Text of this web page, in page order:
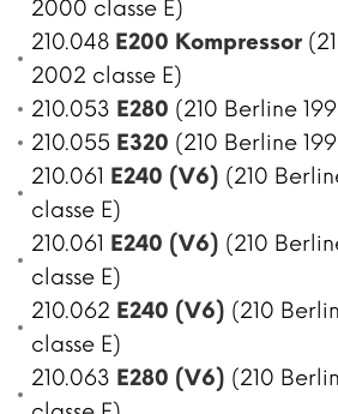
2000 classe E)
210.048 E200 Kompressor
2002 classe E)
210.053 E280 (210 Berline
210.055 E320 (210 Berline
210.061 E240 (V6) (210
classe E)
210.061 E240 (V6) (210
classe E)
210.062 E240 (V6) (210
classe E)
210.063 E280 (V6) (210